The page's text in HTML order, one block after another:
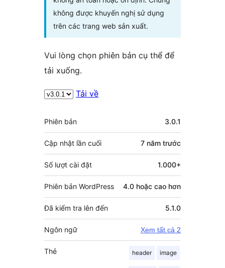
không được khuyến nghị sử dụng
trên các trang web sản xuất.
Vui lòng chọn phiên bản cụ thể để
tải xuống.
Tải về
Meta
Phiên bản 3.0.1
Cập nhật lần cuối 7 năm trước
Số lượt cài đặt 1.000+
Phiên bản WordPress 4.0 hoặc cao hơn
Đã kiểm tra lên đến 5.1.0
Ngôn ngữ Xem tất cả 2
Thẻ header image